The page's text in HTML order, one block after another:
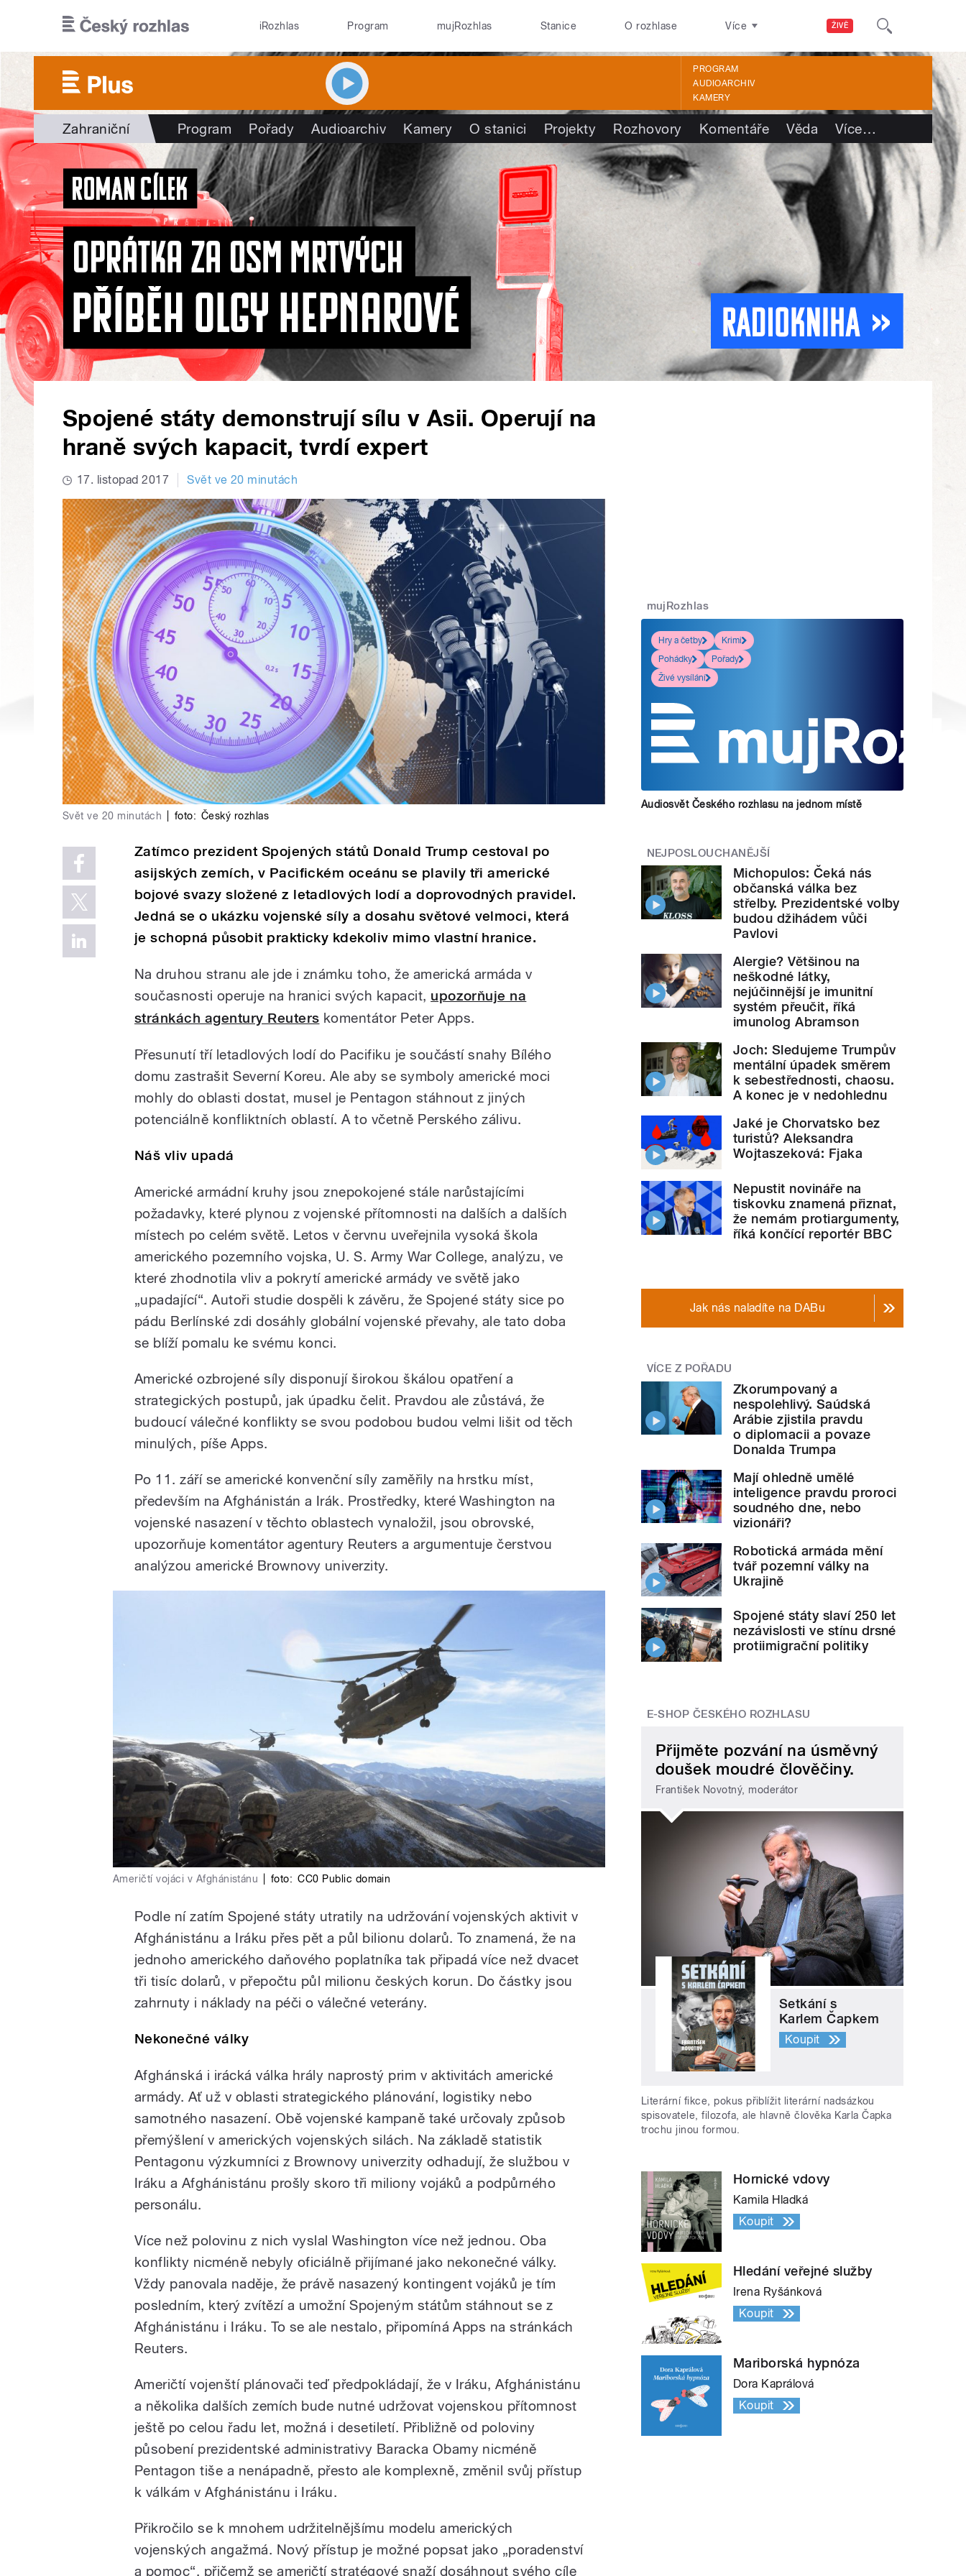
ŽIVĚ
iRozhlas Program mujRozhlas Stanice O rozhlase Více
PROGRAM
AUDIOARCHIV
KAMERY
Zahraniční Program Pořady Audioarchiv Kamery O stanici Projekty Rozhovory Komentáře Věda Více…
Spojené státy demonstrují sílu v Asii. Operují na
hraně svých kapacit, tvrdí expert
17. listopad 2017 Svět ve 20 minutách
Svět ve 20 minutách foto: Český rozhlas
Zatímco prezident Spojených států Donald Trump cestoval po
asijských zemích, v Pacifickém oceánu se plavily tři americké
bojové svazy složené z letadlových lodí a doprovodných pravidel.
Jedná se o ukázku vojenské síly a dosahu světové velmoci, která
je schopná působit prakticky kdekoliv mimo vlastní hranice.
Na druhou stranu ale jde i známku toho, že americká armáda v
současnosti operuje na hranici svých kapacit, upozorňuje na
stránkách agentury Reuters komentátor Peter Apps.
Přesunutí tří letadlových lodí do Pacifiku je součástí snahy Bílého
domu zastrašit Severní Koreu. Ale aby se symboly americké moci
mohly do oblasti dostat, musel je Pentagon stáhnout z jiných
potenciálně konfliktních oblastí. A to včetně Perského zálivu.
Náš vliv upadá
Americké armádní kruhy jsou znepokojené stále narůstajícími
požadavky, které plynou z vojenské přítomnosti na dalších a dalších
místech po celém světě. Letos v červnu uveřejnila vysoká škola
amerického pozemního vojska, U. S. Army War College, analýzu, ve
které zhodnotila vliv a pokrytí americké armády ve světě jako
„upadající“. Autoři studie dospěli k závěru, že Spojené státy sice po
pádu Berlínské zdi dosáhly globální vojenské převahy, ale tato doba
se blíží pomalu ke svému konci.
Americké ozbrojené síly disponují širokou škálou opatření a
strategických postupů, jak úpadku čelit. Pravdou ale zůstává, že
budoucí válečné konflikty se svou podobou budou velmi lišit od těch
minulých, píše Apps.
Po 11. září se americké konvenční síly zaměřily na hrstku míst,
především na Afghánistán a Irák. Prostředky, které Washington na
vojenské nasazení v těchto oblastech vynaložil, jsou obrovské,
upozorňuje komentátor agentury Reuters a argumentuje čerstvou
analýzou americké Brownovy univerzity.
Američtí vojáci v Afghánistánu foto: CC0 Public domain
Podle ní zatím Spojené státy utratily na udržování vojenských aktivit v
Afghánistánu a Iráku přes pět a půl bilionu dolarů. To znamená, že na
jednoho amerického daňového poplatníka tak připadá více než dvacet
tři tisíc dolarů, v přepočtu půl milionu českých korun. Do částky jsou
zahrnuty i náklady na péči o válečné veterány.
Nekonečné války
Afghánská i irácká válka hrály naprostý prim v aktivitách americké
armády. Ať už v oblasti strategického plánování, logistiky nebo
samotného nasazení. Obě vojenské kampaně také určovaly způsob
přemýšlení v amerických vojenských silách. Na základě statistik
Pentagonu výzkumníci z Brownovy univerzity odhadují, že službou v
Iráku a Afghánistánu prošly skoro tři miliony vojáků a podpůrného
personálu.
Více než polovinu z nich vyslal Washington více než jednou. Oba
konflikty nicméně nebyly oficiálně přijímané jako nekonečné války.
Vždy panovala naděje, že právě nasazený kontingent vojáků je tím
posledním, který zvítězí a umožní Spojeným státům stáhnout se z
Afghánistánu i Iráku. To se ale nestalo, připomíná Apps na stránkách
Reuters.
Američtí vojenští plánovači teď předpokládají, že v Iráku, Afghánistánu
a několika dalších zemích bude nutné udržovat vojenskou přítomnost
ještě po celou řadu let, možná i desetiletí. Přibližně od poloviny
působení prezidentské administrativy Baracka Obamy nicméně
Pentagon tiše a nenápadně, přesto ale komplexně, změnil svůj přístup
k válkám v Afghánistánu i Iráku.
Přikročilo se k mnohem udržitelnějšímu modelu amerických
vojenských angažmá. Nový přístup je možné popsat jako „poradenství
a pomoc“, přičemž se američtí stratégové snaží dosáhnout svého cíle
mujRozhlas
Hry a četby
Krimi
Pohádky
Pořady
Živé vysílání
Audiosvět Českého rozhlasu na jednom místě
NEJPOSLOUCHANĚJŠÍ
Michopulos: Čeká nás
občanská válka bez
střelby. Prezidentské volby
budou džihádem vůči
Pavlovi
Alergie? Většinou na
neškodné látky,
nejúčinnější je imunitní
systém přeučit, říká
imunolog Abramson
Joch: Sledujeme Trumpův
mentální úpadek směrem
k sebestřednosti, chaosu.
A konec je v nedohlednu
Jaké je Chorvatsko bez
turistů? Aleksandra
Wojtaszeková: Fjaka
Nepustit novináře na
tiskovku znamená přiznat,
že nemám protiargumenty,
říká končící reportér BBC
Jak nás naladíte na DABu
VÍCE Z POŘADU
Zkorumpovaný a
nespolehlivý. Saúdská
Arábie zjistila pravdu
o diplomacii a povaze
Donalda Trumpa
Mají ohledně umělé
inteligence pravdu proroci
soudného dne, nebo
vizionáři?
Robotická armáda mění
tvář pozemní války na
Ukrajině
Spojené státy slaví 250 let
nezávislosti ve stínu drsné
protiimigrační politiky
E-SHOP ČESKÉHO ROZHLASU
Přijměte pozvání na úsměvný
doušek moudré člověčiny.
František Novotný, moderátor
Setkání s
Karlem Čapkem
Koupit
Literární fikce, pokus přiblížit literární nadsázkou
spisovatele, filozofa, ale hlavně člověka Karla Čapka
trochu jinou formou.
Hornické vdovy
Kamila Hladká
Koupit
Hledání veřejné služby
Irena Ryšánková
Koupit
Mariborská hypnóza
Dora Kaprálová
Koupit